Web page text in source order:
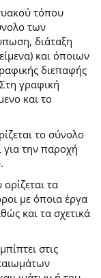
τόπου
των
διάταξη
και όποιων
διεπαφής
γραφική
και το
το σύνολο
για την παροχή
τα
με όποια έργα
και τα σχετικά
στις